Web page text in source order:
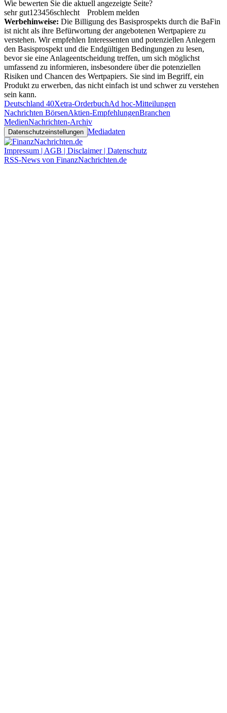
Wie bewerten Sie die aktuell angezeigte Seite?
sehr gut1 23456schlecht
Problem melden
Werbehinweise: Die Billigung des Basisprospekts durch die BaFin
ist nicht als ihre Befürwortung der angebotenen Wertpapiere zu
verstehen. Wir empfehlen Interessenten und potenziellen Anlegern
den Basisprospekt und die Endgültigen Bedingungen zu lesen,
bevor sie eine Anlageentscheidung treffen, um sich möglichst
umfassend zu informieren, insbesondere über die potenziellen
Risiken und Chancen des Wertpapiers. Sie sind im Begriff, ein
Produkt zu erwerben, das nicht einfach ist und schwer zu verstehen
sein kann.
Deutschland 40Xetra-OrderbuchAd hoc-Mitteilungen
Nachrichten BörsenAktien-EmpfehlungenBranchen
MedienNachrichten-Archiv
Datenschutzeinstellungen Mediadaten
Impressum | AGB | Disclaimer | Datenschutz
RSS-News von FinanzNachrichten.de